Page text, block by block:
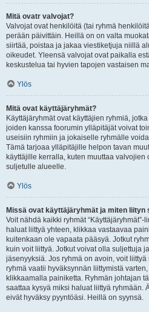
Mitä ovatr valvojat?
Valvojat ovat henkilöitä (tai ryhmä
perään päivittäin. Heillä on on valta
siirtää, poistaa ja jakaa viestiketjuja niillä
oikeudet. Yleensä valvojat ovat paikalla
keskustelua tai hyvien tapojen vastaisen
Ylös
Mitä ovat käyttäjäryhmät?
Käyttäjäryhmät ovat käyttäjien ryhmiä,
joiden kanssa foorumin ylläpitäjät voivat
useisiin ryhmiin ja jokaiselle ryhmälle
Tämä tarjoaa ylläpitäjille helpon tavan
käyttäjille kerralla, kuten muuttaa
suljetulle alueelle.
Ylös
Missä ovat käyttäjäryhmät ja miten liityn
Voit nähdä kaikki ryhmät
haluat liittyä yhteen, klikkaa vastaavaa
kuitenkaan ole vapaata pääsyä. Jotkut
kuin voit liittyä. Jotkut voivat olla suljettuja
jäsenyyksiä. Jos ryhmä on avoin, voit
ryhmä vaatii hyväksynnän liittymistä
klikkaamalla painiketta. Ryhmän johtajan
saattaa kysyä miksi haluat liittyä ryhmään.
eivät hyväksy pyyntöäsi. Heillä on syynsä.